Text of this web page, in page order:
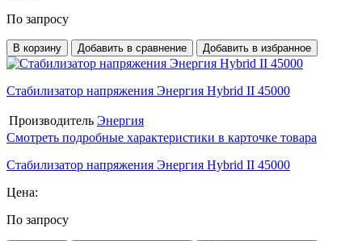
По запросу
В корзину Добавить в сравнение Добавить в избранное
Стабилизатор напряжения Энергия Hybrid II 45000
Производитель Энергия
Смотреть подробные характеристики в карточке товара
Стабилизатор напряжения Энергия Hybrid II 45000
Цена:
По запросу